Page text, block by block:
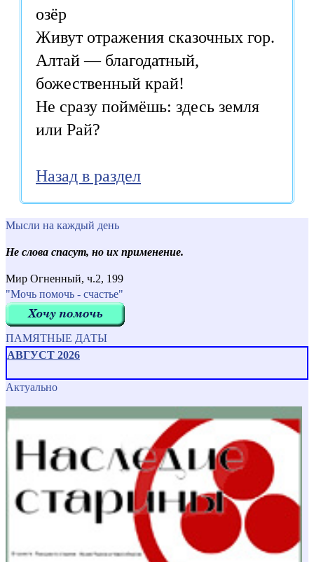
озёр
Живут отражения сказочных гор.
Алтай — благодатный,
божественный край!
Не сразу поймёшь: здесь земля
или Рай?
Назад в раздел
Мысли на каждый день
Не слова спасут, но их применение.
Мир Огненный, ч.2, 199
"Мочь помочь - счастье"
ПАМЯТНЫЕ ДАТЫ
АВГУСТ 2026
Актуально